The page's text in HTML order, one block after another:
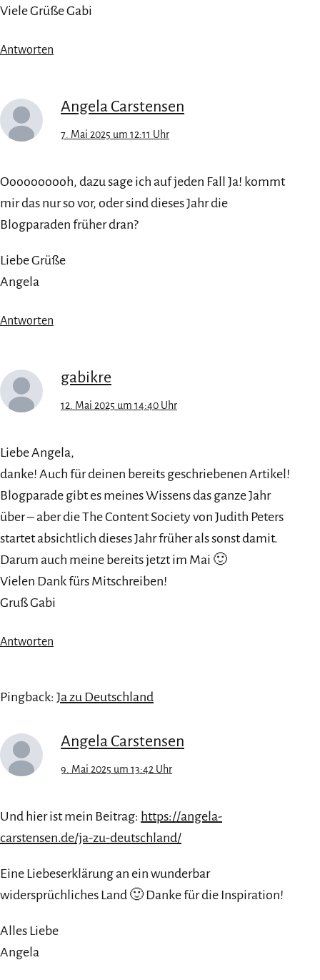
Viele Grüße Gabi
Antworten
Angela Carstensen
7. Mai 2025 um 12:11 Uhr
Oooooooooh, dazu sage ich auf jeden Fall Ja! kommt
mir das nur so vor, oder sind dieses Jahr die
Blogparaden früher dran?
Liebe Grüße
Angela
Antworten
gabikre
12. Mai 2025 um 14:40 Uhr
Liebe Angela,
danke! Auch für deinen bereits geschriebenen Artikel!
Blogparade gibt es meines Wissens das ganze Jahr
über – aber die The Content Society von Judith Peters
startet absichtlich dieses Jahr früher als sonst damit.
Darum auch meine bereits jetzt im Mai 🙂
Vielen Dank fürs Mitschreiben!
Gruß Gabi
Antworten
Pingback: Ja zu Deutschland
Angela Carstensen
9. Mai 2025 um 13:42 Uhr
Und hier ist mein Beitrag: https://angela-
carstensen.de/ja-zu-deutschland/
Eine Liebeserklärung an ein wunderbar
widersprüchliches Land 🙂 Danke für die Inspiration!
Alles Liebe
Angela